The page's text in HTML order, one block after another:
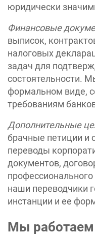
юридически
Финансовые
выписок,
налоговых
задач для
состоятельности.
формальном виде,
требованиям
Дополнительные
брачные петиции и
переводы
документов,
наши переводчики
инстанции и ее
Мы работаем